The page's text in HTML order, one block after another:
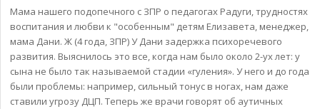
Мама нашего подопечного с ЗПР о педагогах Радуги, трудностях
воспитания и любви к "особенным" детям Елизавета, менеджер,
мама Дани. Ж (4 года, ЗПР) У Дани задержка психоречевого
развития. Выяснилось это все, когда нам было около 2-ух лет: у
сына не было так называемой стадии «гуления». У него и до года
были проблемы: например, сильный тонус в ногах, нам даже
ставили угрозу ДЦП. Теперь же врачи говорят об аутичных